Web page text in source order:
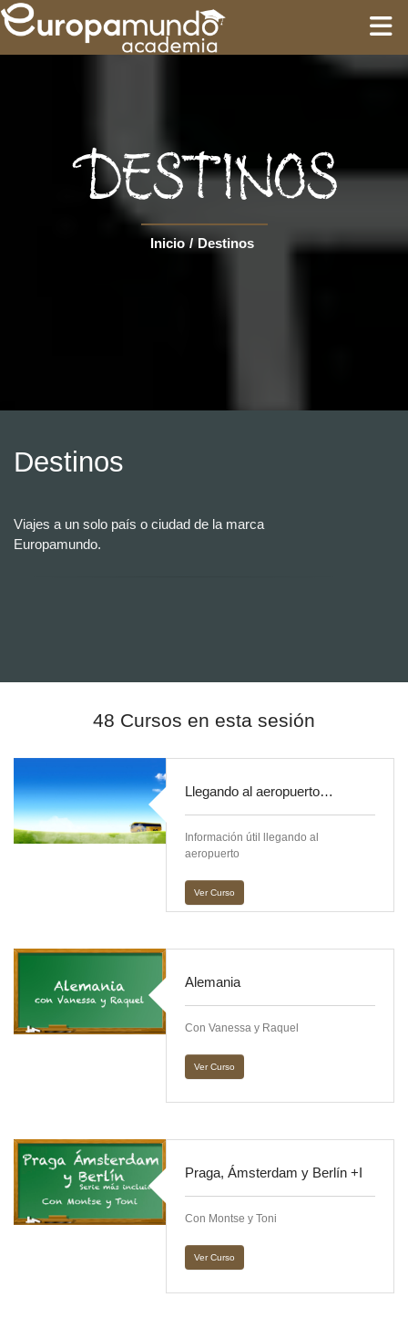
GUÍAS
CIRCUITOS
DESTINOS
Inicio / Destinos
Destinos
Viajes a un solo país o ciudad de la marca
Europamundo.
48 Cursos en esta sesión
Llegando al aeropuerto…
Información útil llegando al
aeropuerto
Ver Curso
Alemania
Con Vanessa y Raquel
Ver Curso
Praga, Ámsterdam y Berlín +I
Con Montse y Toni
Ver Curso